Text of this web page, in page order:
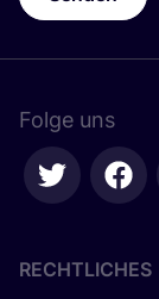
Folge uns
RECHTLICHES